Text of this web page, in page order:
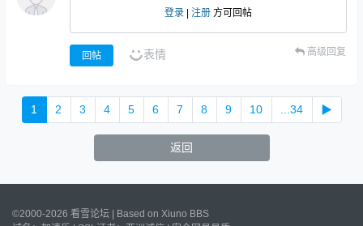
登录 注册 方可回帖
回帖 表情 高级回复
1 2 3 4 5 6 7 8 9 10 ...34 ▶
返回
©2000-2026 看雪论坛 | Based on Xiuno BBS